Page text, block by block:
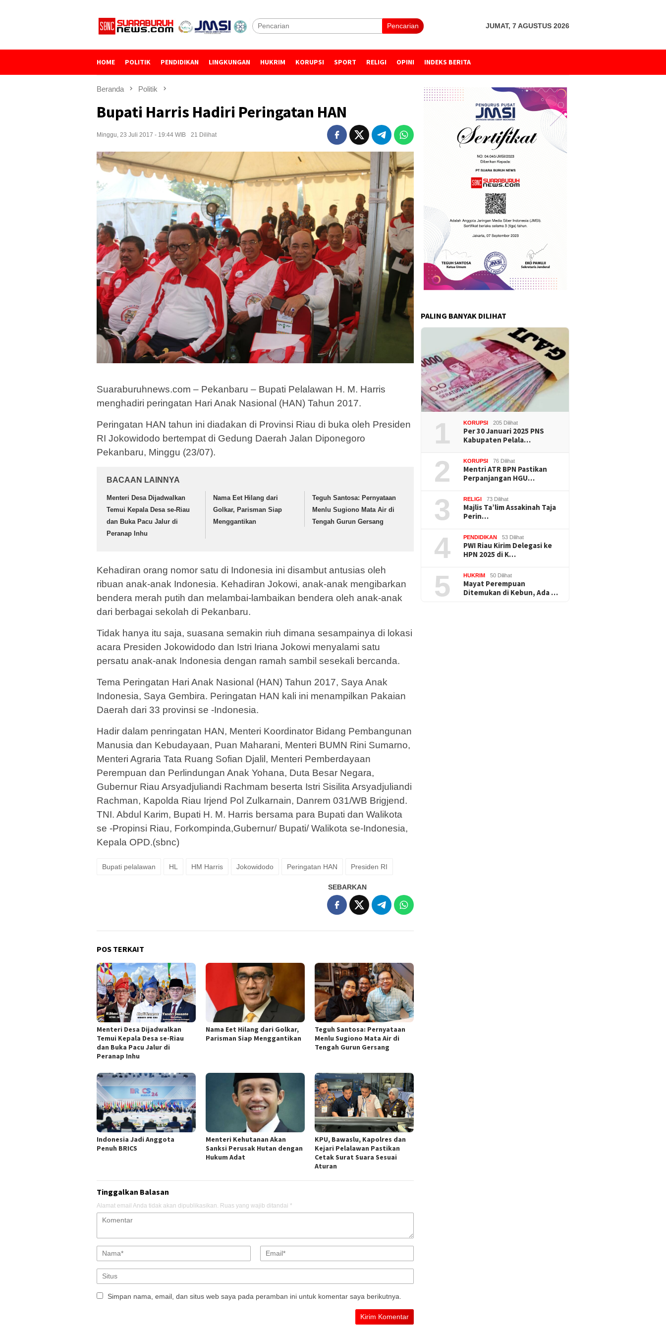
Pencarian JUMAT, 7 AGUSTUS 2026
HOME POLITIK PENDIDIKAN LINGKUNGAN HUKRIM KORUPSI SPORT RELIGI OPINI INDEKS BERITA
Beranda Politik
Bupati Harris Hadiri Peringatan HAN
Minggu, 23 Juli 2017 - 19:44 WIB 21 Dilihat
Suaraburuhnews.com – Pekanbaru – Bupati Pelalawan H. M. Harris
menghadiri peringatan Hari Anak Nasional (HAN) Tahun 2017.
Peringatan HAN tahun ini diadakan di Provinsi Riau di buka oleh Presiden
RI Jokowidodo bertempat di Gedung Daerah Jalan Diponegoro
Pekanbaru, Minggu (23/07).
BACAAN LAINNYA
Menteri Desa Dijadwalkan
Temui Kepala Desa se-Riau
dan Buka Pacu Jalur di
Peranap Inhu
Nama Eet Hilang dari
Golkar, Parisman Siap
Menggantikan
Teguh Santosa: Pernyataan
Menlu Sugiono Mata Air di
Tengah Gurun Gersang
Kehadiran orang nomor satu di Indonesia ini disambut antusias oleh
ribuan anak-anak Indonesia. Kehadiran Jokowi, anak-anak mengibarkan
bendera merah putih dan melambai-lambaikan bendera oleh anak-anak
dari berbagai sekolah di Pekanbaru.
Tidak hanya itu saja, suasana semakin riuh dimana sesampainya di lokasi
acara Presiden Jokowidodo dan Istri Iriana Jokowi menyalami satu
persatu anak-anak Indonesia dengan ramah sambil sesekali bercanda.
Tema Peringatan Hari Anak Nasional (HAN) Tahun 2017, Saya Anak
Indonesia, Saya Gembira. Peringatan HAN kali ini menampilkan Pakaian
Daerah dari 33 provinsi se -Indonesia.
Hadir dalam penringatan HAN, Menteri Koordinator Bidang Pembangunan
Manusia dan Kebudayaan, Puan Maharani, Menteri BUMN Rini Sumarno,
Menteri Agraria Tata Ruang Sofian Djalil, Menteri Pemberdayaan
Perempuan dan Perlindungan Anak Yohana, Duta Besar Negara,
Gubernur Riau Arsyadjuliandi Rachmam beserta Istri Sisilita Arsyadjuliandi
Rachman, Kapolda Riau Irjend Pol Zulkarnain, Danrem 031/WB Brigjend.
TNI. Abdul Karim, Bupati H. M. Harris bersama para Bupati dan Walikota
se -Propinsi Riau, Forkompinda,Gubernur/ Bupati/ Walikota se-Indonesia,
Kepala OPD.(sbnc)
Bupati pelalawan HL HM Harris Jokowidodo Peringatan HAN Presiden RI
SEBARKAN
POS TERKAIT
Menteri Desa Dijadwalkan
Temui Kepala Desa se-Riau
dan Buka Pacu Jalur di
Peranap Inhu
Nama Eet Hilang dari Golkar,
Parisman Siap Menggantikan
Teguh Santosa: Pernyataan
Menlu Sugiono Mata Air di
Tengah Gurun Gersang
Indonesia Jadi Anggota
Penuh BRICS
Menteri Kehutanan Akan
Sanksi Perusak Hutan dengan
Hukum Adat
KPU, Bawaslu, Kapolres dan
Kejari Pelalawan Pastikan
Cetak Surat Suara Sesuai
Aturan
Tinggalkan Balasan
Alamat email Anda tidak akan dipublikasikan. Ruas yang wajib ditandai *
Simpan nama, email, dan situs web saya pada peramban ini untuk komentar saya berikutnya.
PALING BANYAK DILIHAT
1 KORUPSI 205 Dilihat
Per 30 Januari 2025 PNS
Kabupaten Pelala…
2 KORUPSI 76 Dilihat
Mentri ATR BPN Pastikan
Perpanjangan HGU…
3 RELIGI 73 Dilihat
Majlis Ta’lim Assakinah Taja
Perin…
4 PENDIDIKAN 53 Dilihat
PWI Riau Kirim Delegasi ke
HPN 2025 di K…
5 HUKRIM 50 Dilihat
Mayat Perempuan
Ditemukan di Kebun, Ada …